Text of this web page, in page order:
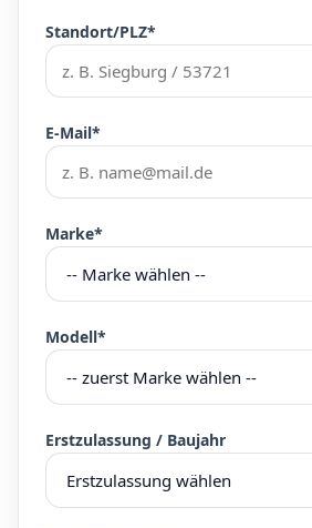
Standort/PLZ*
E-Mail*
Marke*
Modell*
Erstzulassung / Baujahr